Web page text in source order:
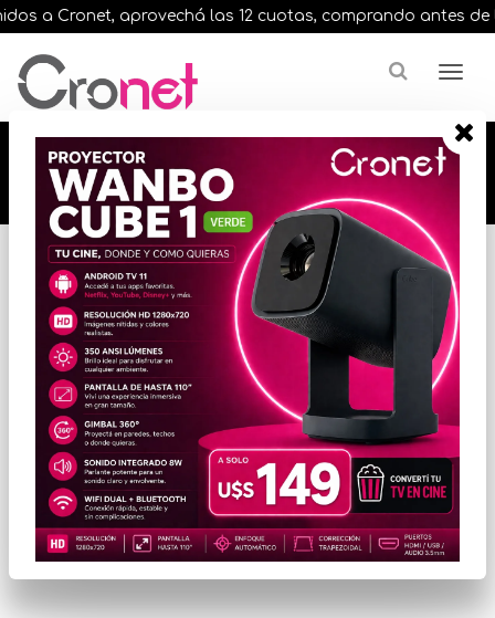
a Cronet, aprovechá las 12 cuotas, comprando antes de
🔥🔥🔥 12 cuotas, en todos nuestros artículos,
comprando antes de las 13 hrs. envíos en el
día 🔥🔥🔥
Inicio
GABINETES Y COMBOS
GABINETES GENERICOS